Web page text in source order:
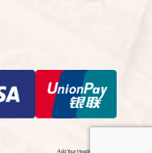
Add Your Heading Text Here